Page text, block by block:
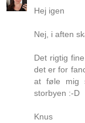
Hej igen
Nej, i aften
Det rigtig
det er for
at føle mig
storbyen :-D
Knus